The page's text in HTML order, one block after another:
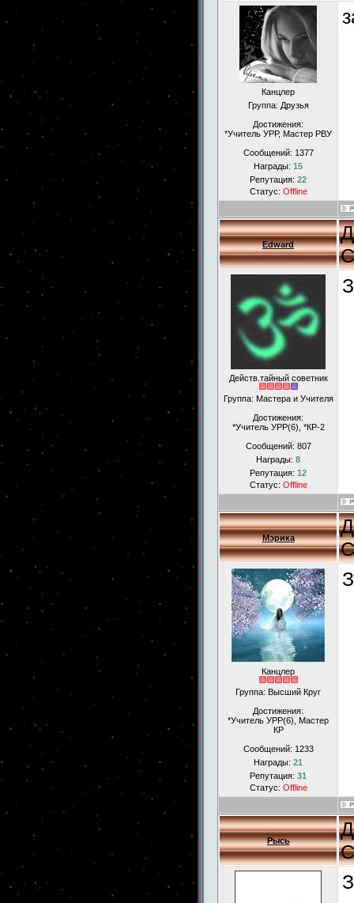
Канцлер
Группа: Друзья
Достижения:
*Учитель УРР, Мастер РВУ
Сообщений: 1377
Награды: 15
Репутация: 22
Статус: Offline
Edward
Действ.тайный советник
Группа: Мастера и Учителя
Достижения:
*Учитель УРР(6), *КР-2
Сообщений: 807
Награды: 8
Репутация: 12
Статус: Offline
Мэрика
Канцлер
Группа: Высший Круг
Достижения:
*Учитель УРР(6), Мастер
КР
Сообщений: 1233
Награды: 21
Репутация: 31
Статус: Offline
Рысь